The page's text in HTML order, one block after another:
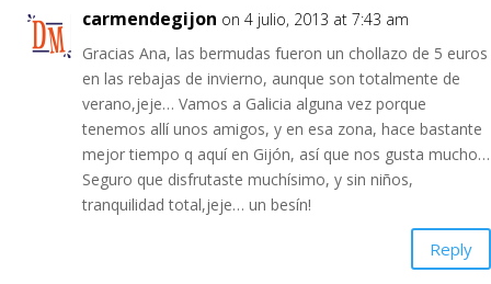
carmendegijon on 4 julio, 2013 at 7:43 am
Gracias Ana, las bermudas fueron un chollazo de 5 euros
en las rebajas de invierno, aunque son totalmente de
verano,jeje… Vamos a Galicia alguna vez porque
tenemos allí unos amigos, y en esa zona, hace bastante
mejor tiempo q aquí en Gijón, así que nos gusta mucho…
Seguro que disfrutaste muchísimo, y sin niños,
tranquilidad total,jeje… un besín!
Reply